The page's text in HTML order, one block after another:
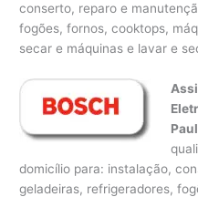
conserto, reparo e
fogões, fornos, cooktops,
secar e máquinas e lavar e
domicílio para: instalação,
geladeiras, refrigeradores,